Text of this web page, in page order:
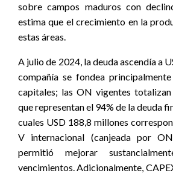
sobre campos maduros con
estima que el crecimiento en la
estas áreas.
A julio de 2024, la deuda ascendía a
compañía se fondea
capitales; las ON vigentes
que representan el 94% de la deuda
cuales USD 188,8 millones
V internacional (canjeada por
permitió mejorar
vencimientos. Adicionalmente,